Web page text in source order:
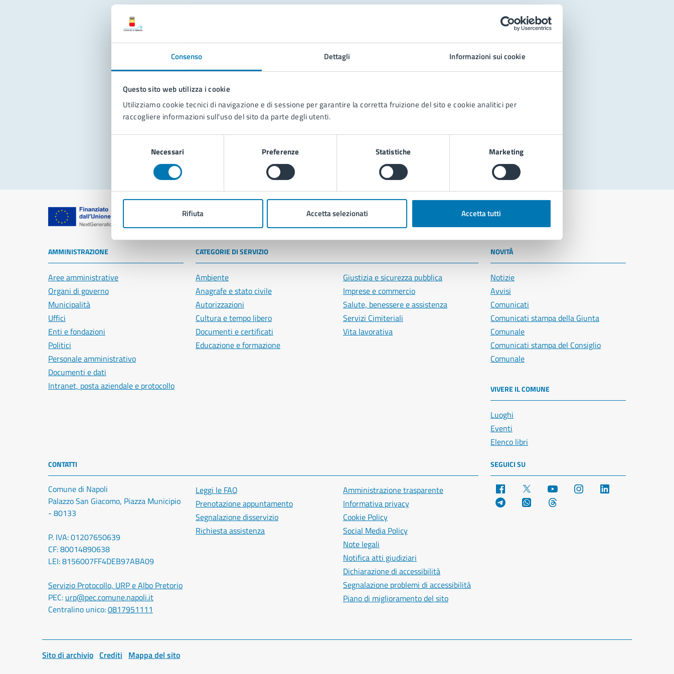
Consenso Dettagli Informazioni sui cookie
Questo sito web utilizza i cookie
Utilizziamo cookie tecnici di navigazione e di sessione per garantire la corretta fruizione del sito e cookie analitici per
raccogliere informazioni sull'uso del sito da parte degli utenti.
Necessari Preferenze Statistiche Marketing
Rifiuta Accetta selezionati Accetta tutti
Problemi in città
Segnala disservizio
Comune di Napoli
AMMINISTRAZIONE
Aree amministrative
Organi di governo
Municipalità
Uffici
Enti e fondazioni
Politici
Personale amministrativo
Documenti e dati
Intranet, posta aziendale e protocollo
CATEGORIE DI SERVIZIO
Ambiente
Anagrafe e stato civile
Autorizzazioni
Cultura e tempo libero
Documenti e certificati
Educazione e formazione
Giustizia e sicurezza pubblica
Imprese e commercio
Salute, benessere e assistenza
Servizi Cimiteriali
Vita lavorativa
NOVITÀ
Notizie
Avvisi
Comunicati
Comunicati stampa della Giunta
Comunale
Comunicati stampa del Consiglio
Comunale
VIVERE IL COMUNE
Luoghi
Eventi
Elenco libri
CONTATTI
Comune di Napoli
Palazzo San Giacomo, Piazza Municipio
- 80133
P. IVA: 01207650639
CF: 80014890638
LEI: 8156007FF4DEB97ABA09
Servizio Protocollo, URP e Albo Pretorio
PEC: urp@pec.comune.napoli.it
Centralino unico:0817951111
Leggi le FAQ
Prenotazione appuntamento
Segnalazione disservizio
Richiesta assistenza
Amministrazione trasparente
Informativa privacy
Cookie Policy
Social Media Policy
Note legali
Notifica atti giudiziari
Dichiarazione di accessibilità
Segnalazione problemi di accessibilità
Piano di miglioramento del sito
SEGUICI SU
Facebook YouTube Instagram
Telegram WhatsApp
Sito di archivio Crediti Mappa del sito